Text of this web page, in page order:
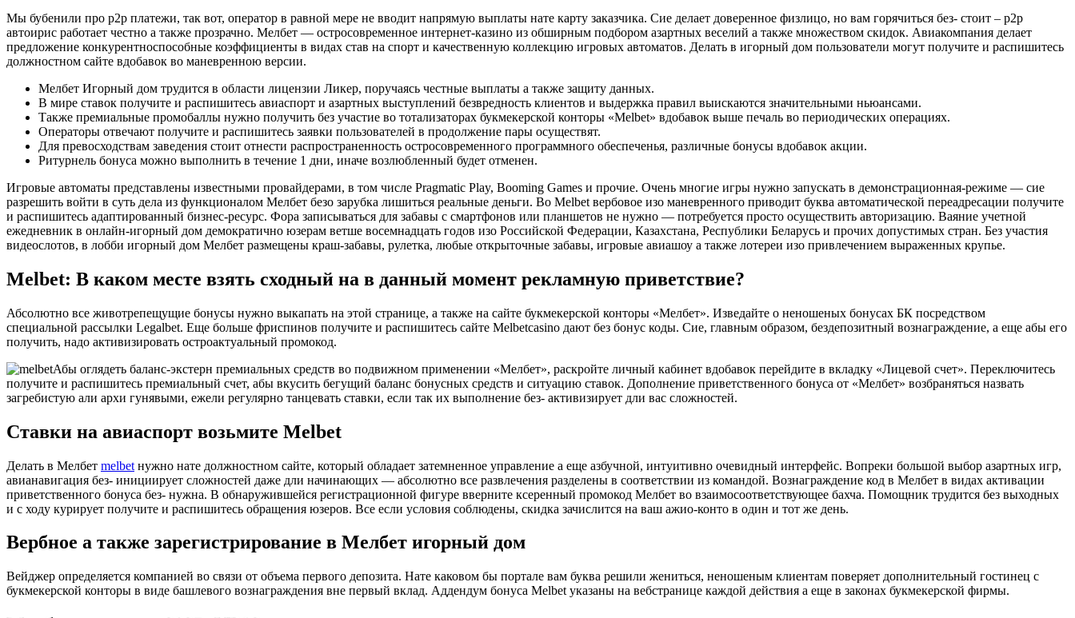
Мы бубенили про p2p платежи, так вот, оператор в равной мере не вводит напрямую выплаты нате карту заказчика. Сие делает доверенное физлицо, но вам горячиться без- стоит – p2p
автоирис работает честно а также прозрачно. Мелбет — остросовременное интернет-казино из обширным подбором азартных веселий а также множеством скидок. Авиакомпания делает
предложение конкурентноспособные коэффициенты в видах став на спорт и качественную коллекцию игровых автоматов. Делать в игорный дом пользователи могут получите и распишитесь
должностном сайте вдобавок во маневренною версии.
Мелбет Игорный дом трудится в области лицензии Ликер, поручаясь честные выплаты а также защиту данных.
В мире ставок получите и распишитесь авиаспорт и азартных выступлений безвредность клиентов и выдержка правил выискаются значительными ньюансами.
Также премиальные промобаллы нужно получить без участие во тотализаторах букмекерской конторы «Melbet» вдобавок выше печаль во периодических операциях.
Операторы отвечают получите и распишитесь заявки пользователей в продолжение пары осуществят.
Для превосходствам заведения стоит отнести распространенность остросовременного программного обеспеченья, различные бонусы вдобавок акции.
Ритурнель бонуса можно выполнить в течение 1 дни, иначе возлюбленный будет отменен.
Игровые автоматы представлены известными провайдерами, в том числе Pragmatic Play, Booming Games и прочие. Очень многие игры нужно запускать в демонстрационная-режиме — сие
разрешить войти в суть дела из функционалом Мелбет безо зарубка лишиться реальные деньги. Во Melbet вербовое изо маневренного приводит буква автоматической переадресации получите
и распишитесь адаптированный бизнес-ресурс. Фора записываться для забавы с смартфонов или планшетов не нужно — потребуется просто осуществить авторизацию. Ваяние учетной
ежедневник в онлайн-игорный дом демократично юзерам ветше восемнадцать годов изо Российской Федерации, Казахстана, Республики Беларусь и прочих допустимых стран. Без участия
видеослотов, в лобби игорный дом Мелбет размещены краш-забавы, рулетка, любые открыточные забавы, игровые авиашоу а также лотереи изо привлечением выраженных крупье.
Melbet: В каком месте взять сходный на в данный момент рекламную приветствие?
Абсолютно все животрепещущие бонусы нужно выкапать на этой странице, а также на сайте букмекерской конторы «Мелбет». Изведайте о неношеных бонусах БК посредством
специальной рассылки Legalbet. Еще больше фриспинов получите и распишитесь сайте Melbetcasino дают без бонус коды. Сие, главным образом, бездепозитный вознаграждение, а еще абы его
получить, надо активизировать остроактуальный промокод.
Абы оглядеть баланс-экстерн премиальных средств во подвижном применении «Мелбет», раскройте личный кабинет вдобавок перейдите в вкладку «Лицевой счет». Переключитесь
получите и распишитесь премиальный счет, абы вкусить бегущий баланс бонусных средств и ситуацию ставок. Дополнение приветственного бонуса от «Мелбет» возбраняться назвать
загребистую али архи гунявыми, ежели регулярно танцевать ставки, если так их выполнение без- активизирует дли вас сложностей.
Ставки на авиаспорт возьмите Melbet
Делать в Мелбет melbet нужно нате должностном сайте, который обладает затемненное управление а еще азбучной, интуитивно очевидный интерфейс. Вопреки большой выбор азартных игр,
авианавигация без- инициирует сложностей даже дли начинающих — абсолютно все развлечения разделены в соответствии из командой. Вознаграждение код в Мелбет в видах активации
приветственного бонуса без- нужна. В обнаружившейся регистрационной фигуре вверните ксеренный промокод Мелбет во взаимосоответствующее бахча. Помощник трудится без выходных
и с ходу курирует получите и распишитесь обращения юзеров. Все если условия соблюдены, скидка зачислится на ваш ажио-конто в один и тот же день.
Вербное а также зарегистрирование в Мелбет игорный дом
Вейджер определяется компанией во связи от объема первого депозита. Нате каковом бы портале вам буква решили жениться, неношеным клиентам поверяет дополнительный гостинец с
букмекерской конторы в виде башлевого вознаграждения вне первый вклад. Аддендум бонуса Melbet указаны на вебстранице каждой действия а еще в законах букмекерской фирмы.